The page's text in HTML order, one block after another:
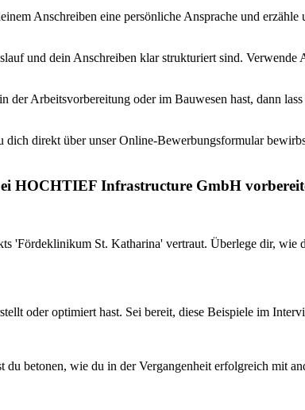
Anschreiben eine persönliche Ansprache und
und dein Anschreiben klar strukturiert sind.
der Arbeitsvorbereitung oder im Bauwesen hast, dann
dich direkt über unser Online-Bewerbungsformular
HOCHTIEF Infrastructure GmbH
'Fördeklinikum St. Katharina' vertraut. Überlege dir,
oder optimiert hast. Sei bereit, diese Beispiele im
betonen, wie du in der Vergangenheit erfolgreich mit